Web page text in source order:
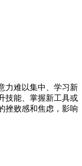
力难以集中、学习新
技能、掌握新工具或
挫败感和焦虑，影响